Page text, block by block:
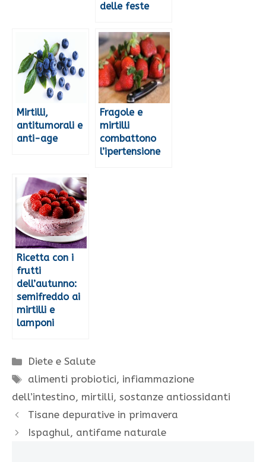
delle feste
Mirtilli,
antitumorali e
anti-age
Fragole e
mirtilli
combattono
l’ipertensione
Ricetta con i
frutti
dell’autunno:
semifreddo ai
mirtilli e
lamponi
Categorie
Diete e Salute
Tag
alimenti probiotici, infiammazione
dell’intestino, mirtilli, sostanze antiossidanti
Tisane depurative in primavera
Ispaghul, antifame naturale